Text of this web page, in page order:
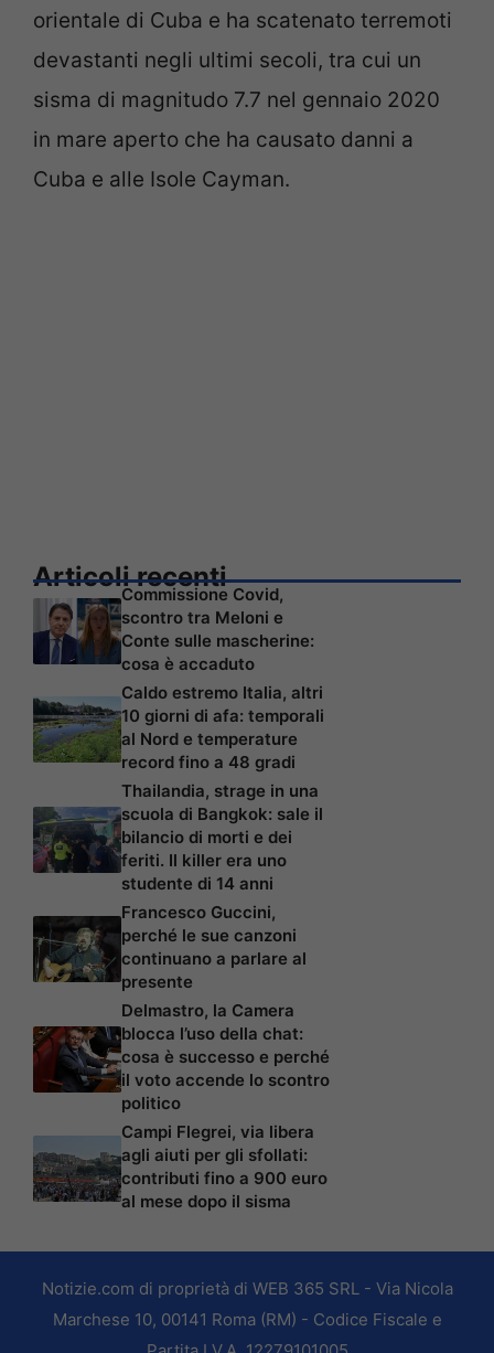
orientale di Cuba e ha scatenato terremoti
devastanti negli ultimi secoli, tra cui un
sisma di magnitudo 7.7 nel gennaio 2020
in mare aperto che ha causato danni a
Cuba e alle Isole Cayman.
Articoli recenti
Commissione Covid,
scontro tra Meloni e
Conte sulle mascherine:
cosa è accaduto
Caldo estremo Italia, altri
10 giorni di afa: temporali
al Nord e temperature
record fino a 48 gradi
Thailandia, strage in una
scuola di Bangkok: sale il
bilancio di morti e dei
feriti. Il killer era uno
studente di 14 anni
Francesco Guccini,
perché le sue canzoni
continuano a parlare al
presente
Delmastro, la Camera
blocca l’uso della chat:
cosa è successo e perché
il voto accende lo scontro
politico
Campi Flegrei, via libera
agli aiuti per gli sfollati:
contributi fino a 900 euro
al mese dopo il sisma
Notizie.com di proprietà di WEB 365 SRL - Via Nicola
Marchese 10, 00141 Roma (RM) - Codice Fiscale e